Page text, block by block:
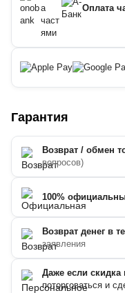
Оплата
Гарантия
Возврат / обмен
вопросов)
100%
Возврат денег в
заявления
Даже если скидка
поторговаться и